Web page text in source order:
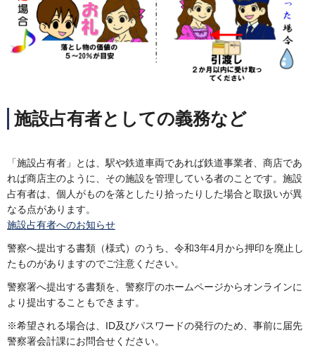
施設占有者としての義務など
「施設占有者」とは、駅や鉄道車両であれば鉄道事業者、商店であ
れば商店主のように、その施設を管理している者のことです。施設
占有者は、個人がものを落としたり拾ったりした場合と取扱いが異
なる点があります。
施設占有者へのお知らせ
警察へ提出する書類（様式）のうち、令和3年4月から押印を廃止し
たものがありますのでご注意ください。
警察署へ提出する書類を、警察庁のホームページからオンラインに
より提出することもできます。
※希望される場合は、ID及びパスワードの発行のため、事前に届先
警察署会計課にお問合せください。